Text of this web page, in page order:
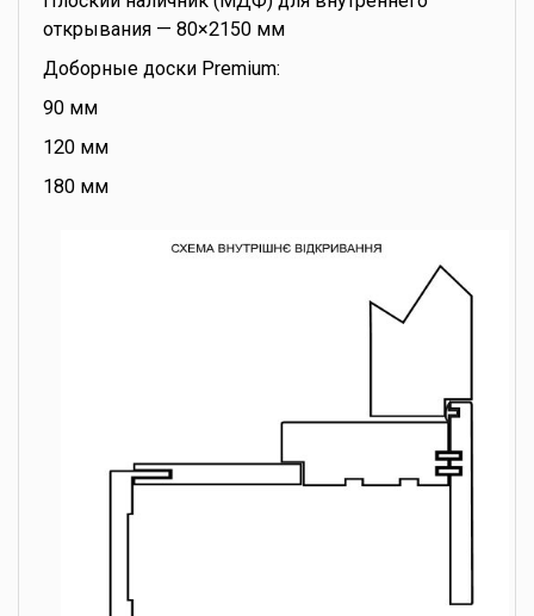
открывания — 80×2150 мм
Доборные доски Premium:
90 мм
120 мм
180 мм